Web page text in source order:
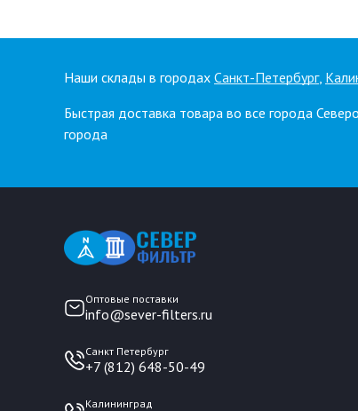
Наши склады в городах Санкт-Петербург,
Быстрая доставка товара во все города
города
Оптовые поставки
info@sever-filters.ru
Санкт Петербург
+7 (812) 648-50-49
Калининград